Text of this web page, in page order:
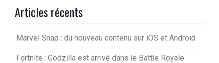
Articles récents
Marvel Snap : du nouveau contenu sur iOS et Android
Fortnite : Godzilla est arrivé dans le Battle Royale